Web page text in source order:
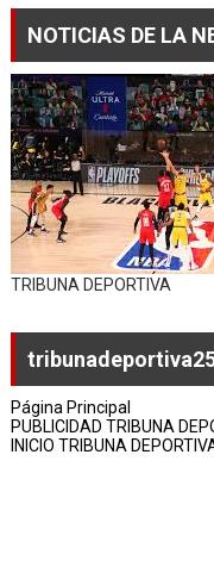
NOTICIAS DE LA
TRIBUNA DEPORTIVA
Página Principal
PUBLICIDAD TRIBUNA
INICIO TRIBUNA